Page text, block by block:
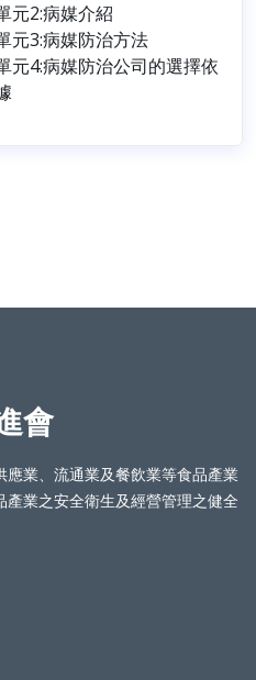
元2:病媒介紹
元3:病媒防治方法
元4:病媒防治公司的選擇依
會
業、流通業及餐飲業等食品產業
業之安全衛生及經營管理之健全